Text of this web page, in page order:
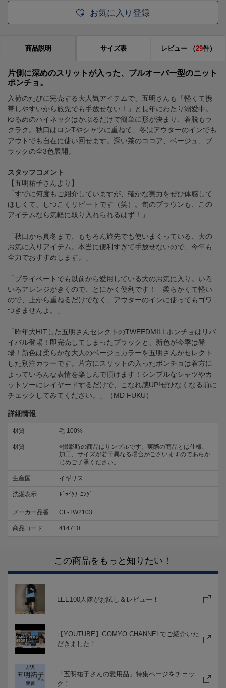
お気に入り登録
商品説明 サイズ表 レビュー （29件）
片側に深めのスリットが入った、プルオーバー型のニット
ポンチョ。
入荷のたびに完売する大人気アイテムで、五明さんも「軽くて携
帯しやすいから旅先でも手放せない！」と長年にわたり溺愛中。
ゆるめのハイネックはかぶるだけで簡単に形が決まり、着脱もラ
クラク。秋口はロンTやシャツに重ねて、冬はアウターのインでも
アウトでも自在に使い回せます。深い茶のココア、ベージュ、ブ
ラックの全3色展開。
スタッフコメント
【五明祐子さんより】
「すでに何度もご紹介していますが、確かな実力をぜひ体感して
ほしくて、しつこくリピートです（笑）。旬のブラウンも、この
アイテムなら気軽に取り入れられるはず！」
「秋口から真冬まで、もちろん旅先でも使いまくっている、大の
お気に入りアイテム。本当に便利すぎて手放せないので、今年も
全力でおすすめします。」
「プライベートでも以前から愛用している大のお気に入り。いろ
いろアレンジがきくので、とにかく便利です！ 柔らかくて軽い
ので、上から重ねるだけでなく、アウターのインに使ってもゴワ
つきませんよ。」
「昨年大HITした五明さんセレクトのTWEEDMILLポンチョはリバ
イバル登場！即完売してしまったブラックと、新色が今季は登
場！新色は柔らかな大人のベージュカラーを五明さんがセレクト
した別注カラーです。片方にスリットの入ったポンチョは着方に
よっていろんな表情を楽しんで頂けます！シンプルなシャツやカ
ットソーにレイヤードするだけで、こなれ感UP!ぜひなくなる前に
チェックしてみてください。」（MD FUKU）
詳細情報
材質 毛 100%
材質
※撮影時の商品はサンプルです。実際の商品とは仕様、
加工、サイズが若干異なる場合がございますのであらか
じめご了承ください。
生産国 イギリス
洗濯表示 ﾄﾞﾗｲｸﾘｰﾆﾝｸﾞ
メーカー品番 CL-TW2103
商品コード 414710
この商品をもっと知りたい！
LEE100人隊がお試し＆レビュー！
【YOUTUBE】GOMYO CHANNELでご紹介いた
だきました！
「五明祐子さんの愛用品」特集ページをチェッ
ク！